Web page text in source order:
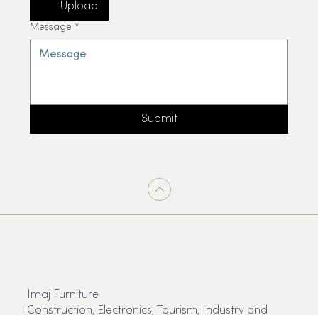
Upload
Message *
Submit
İmaj Furniture
Construction, Electronics, Tourism, Industry and